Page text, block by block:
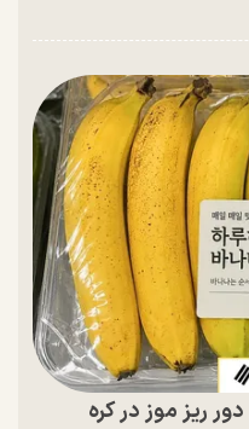
ریز موز در کره